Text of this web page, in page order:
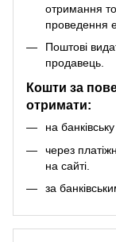
отримання
проведення
Поштові
продавець.
Кошти за
отримати:
на
через
на сайті.
за